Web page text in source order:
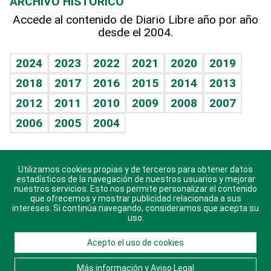
Hablando con el pediatra
Vida y familia
Eñe
Celebrando la vida
Sin complejos
En pocas palabras
Escuchando al corazón
Economía Personal
Línea de hit
TBT Deportivo
Hecho en casa
Guía del dinero
Cumpleaños
Horóscopos
Crucigramas
Accede al contenido de Diario Libre año por año
desde el 2004.
2024 2023 2022 2021 2020
2019
2018
2017 2016 2015 2014
2013
2012
2011 2010 2009 2008
2007
2006
2005 2004
Descarga nuestras aplicaciones para Android, iOS y
sistema Huawei.
© 2021 Diario Libre, todos los derechos reservados.
Consulta elAviso Legal. Ponte en Contacto
Utilizamos cookies propias y de terceros para obtener datos
estadísticos de la navegación de nuestros usuarios y mejorar
nuestros servicios. Esto nos permite personalizar el contenido
que ofrecemos y mostrar publicidad relacionada a sus
intereses. Si continúa navegando, consideramos que acepta su
uso.
Acepto el uso de cookies
Más información y Aviso Legal